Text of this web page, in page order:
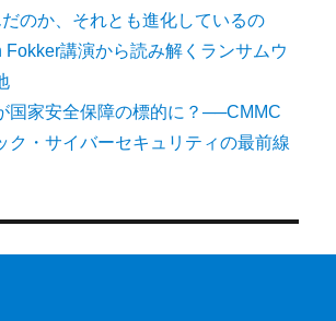
のか、それとも進化しているの
講演から読み解くランサムウ
国家安全保障の標的に？──CMMC
ク・サイバーセキュリティの最前線